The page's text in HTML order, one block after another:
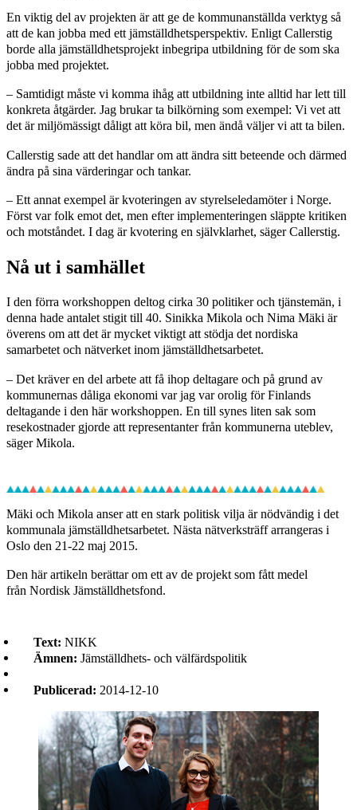
En viktig del av projekten är att ge de kommunanställda verktyg så
att de kan jobba med ett jämställdhetsperspektiv. Enligt Callerstig
borde alla jämställdhetsprojekt inbegripa utbildning för de som ska
jobba med projektet.
– Samtidigt måste vi komma ihåg att utbildning inte alltid har lett till
konkreta åtgärder. Jag brukar ta bilkörning som exempel: Vi vet att
det är miljömässigt dåligt att köra bil, men ändå väljer vi att ta bilen.
Callerstig sade att det handlar om att ändra sitt beteende och därmed
ändra på sina värderingar och tankar.
– Ett annat exempel är kvoteringen av styrelseledamöter i Norge.
Först var folk emot det, men efter implementeringen släppte kritiken
och motståndet. I dag är kvotering en självklarhet, säger Callerstig.
Nå ut i samhället
I den förra workshoppen deltog cirka 30 politiker och tjänstemän, i
denna hade antalet stigit till 40. Sinikka Mikola och Nima Mäki är
överens om att det är mycket viktigt att stödja det nordiska
samarbetet och nätverket inom jämställdhetsarbetet.
– Det kräver en del arbete att få ihop deltagare och på grund av
kommunernas dåliga ekonomi var jag var orolig för Finlands
deltagande i den här workshoppen. En till synes liten sak som
resekostnader gjorde att representanter från kommunerna uteblev,
säger Mikola.
Mäki och Mikola anser att en stark politisk vilja är nödvändig i det
kommunala jämställdhetsarbetet. Nästa nätverksträff arrangeras i
Oslo den 21-22 maj 2015.
Den här artikeln berättar om ett av de projekt som fått medel
från Nordisk Jämställdhetsfond.
Text: NIKK
Ämnen: Jämställdhets- och välfärdspolitik
Publicerad: 2014-12-10